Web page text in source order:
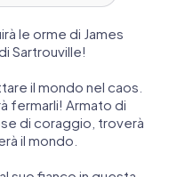
le orme di James
Sartrouville!
il mondo nel caos.
fermarli! Armato di
di coraggio, troverà
il mondo.